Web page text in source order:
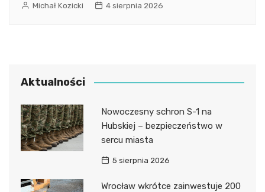
Michał Kozicki 4 sierpnia 2026
Aktualności
Nowoczesny schron S-1 na
Hubskiej – bezpieczeństwo w
sercu miasta
5 sierpnia 2026
Wrocław wkrótce zainwestuje 200